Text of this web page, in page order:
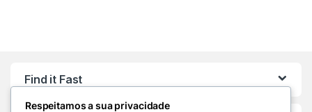
Find it Fast
Respeitamos a sua privacidade